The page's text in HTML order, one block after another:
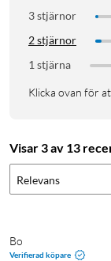
3 stjärnor
2 stjärnor
1 stjärna
Klicka ovan för
Visar 3 av 13
Relevans
Bo
Verifierad köpare